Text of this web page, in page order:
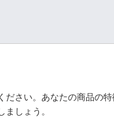
ださい。あなたの商品の
ましょう。